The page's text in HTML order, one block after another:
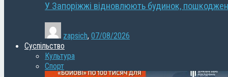
У Запоріжжі відновлюють будинок,
zapsich, 07/08/2026
Суспільство
Культура
Спорт